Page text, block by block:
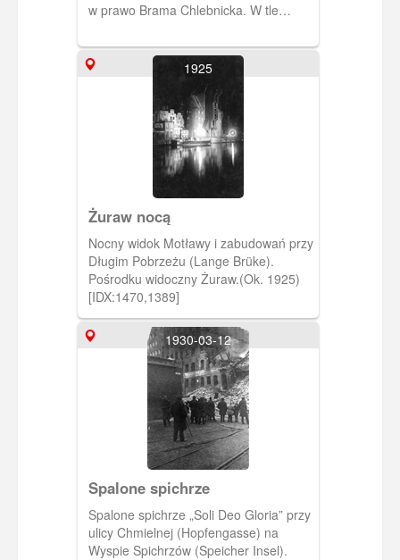
w prawo Brama Chlebnicka. W tle
budowle czyli wieża Ratusza Głównego
Miasta i Bazylika Mariacka.
1925
Żuraw nocą
Nocny widok Motławy i zabudowań przy
Długim Pobrzeżu (Lange Brüke).
Pośrodku widoczny Żuraw.(Ok. 1925)
[IDX:1470,1389]
1930-03-12
Spalone spichrze
Spalone spichrze „Soli Deo Gloria” przy
ulicy Chmielnej (Hopfengasse) na
Wyspie Spichrzów (Speicher Insel).